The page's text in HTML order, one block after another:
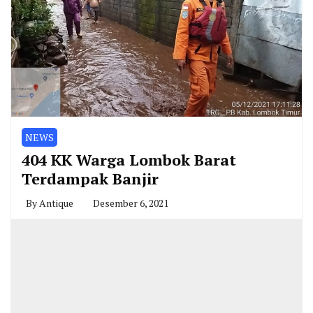
NEWS
404 KK Warga Lombok Barat
Terdampak Banjir
ByAntique Desember 6, 2021